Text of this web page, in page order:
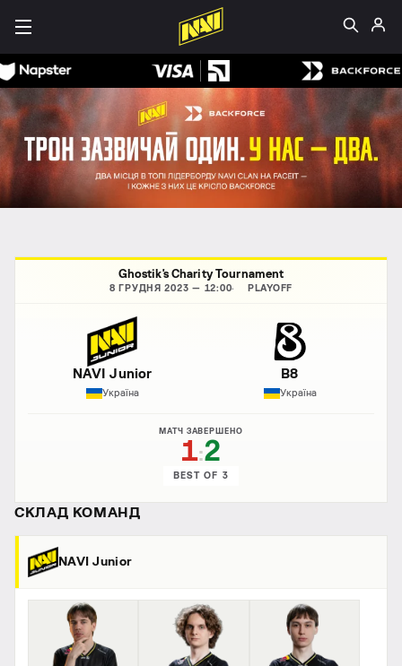
Ghostik's Charity Tournament
8 ГРУДНЯ 2023 — 12:00 PLAYOFF
NAVI Junior
Україна
МАТЧ ЗАВЕРШЕНО
1:2
BEST OF 3
B8
Україна
СКЛАД КОМАНД
NAVI Junior